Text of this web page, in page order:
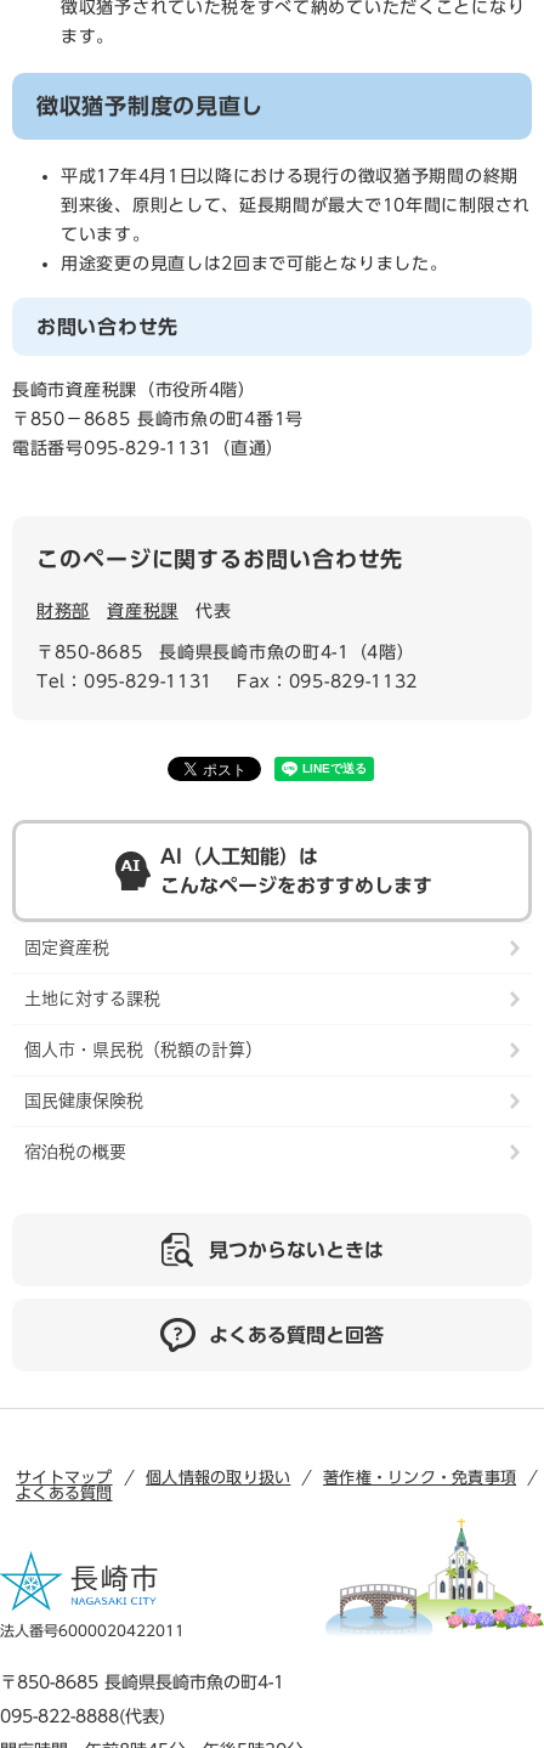
徴収猶予されていた税をすべて納めていただくことになり
ます。
徴収猶予制度の見直し
平成17年4月1日以降における現行の徴収猶予期間の終期
到来後、原則として、延長期間が最大で10年間に制限され
ています。
用途変更の見直しは2回まで可能となりました。
お問い合わせ先
長崎市資産税課（市役所4階）
〒850－8685 長崎市魚の町4番1号
電話番号095-829-1131（直通）
このページに関するお問い合わせ先
財務部 資産税課 代表
〒850-8685
長崎県長崎市魚の町4-1（4階）
Tel：095-829-1131
Fax：095-829-1132
AI（人工知能）は
こんなページをおすすめします
固定資産税
土地に対する課税
個人市・県民税（税額の計算）
国民健康保険税
宿泊税の概要
見つからないときは
よくある質問と回答
サイトマップ 個人情報の取り扱い
著作権・リンク・免責事項
よくある質問
法人番号6000020422011
〒850-8685 長崎県長崎市魚の町4-1
095-822-8888(代表)